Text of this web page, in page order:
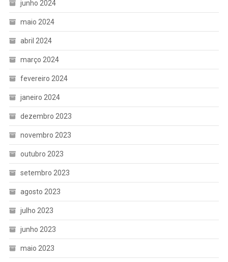
junho 2024
maio 2024
abril 2024
março 2024
fevereiro 2024
janeiro 2024
dezembro 2023
novembro 2023
outubro 2023
setembro 2023
agosto 2023
julho 2023
junho 2023
maio 2023